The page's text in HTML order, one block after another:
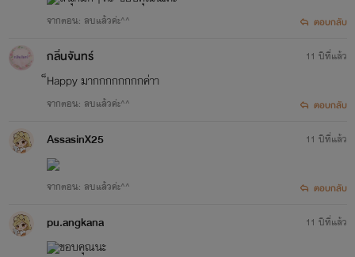
จากตอน: ลบแล้วค่ะ^^ ตอบกลับ
กลิ่นจันทร์
็Happy มากกกกกกกกค่าา
จากตอน: ลบแล้วค่ะ^^
11 ปีที่แล้ว
ตอบกลับ
AssasinX25
จากตอน: ลบแล้วค่ะ^^
11 ปีที่แล้ว
ตอบกลับ
pu.angkana
ขอบคุณนะ
11 ปีที่แล้ว